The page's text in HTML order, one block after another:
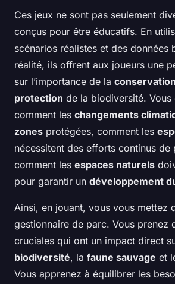
Ces jeux ne sont pas seulement
conçus pour être éducatifs. En
scénarios réalistes et des données
réalité, ils offrent aux joueurs une
sur l’importance de la conservation
protection de la biodiversité. Vous
comment les changements
zones protégées, comment les
nécessitent des efforts continus de
comment les espaces naturels
pour garantir un développement
Ainsi, en jouant, vous vous mettez
gestionnaire de parc. Vous prenez
cruciales qui ont un impact direct
biodiversité, la faune sauvage et
Vous apprenez à équilibrer les